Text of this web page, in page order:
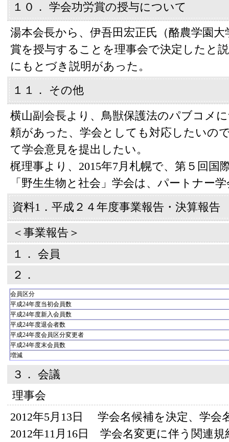
１０． 学会功労賞の授与について
湯本会長から、伊吾田宏正氏（酪農学園
賞を授与することを理事会で決定したと
にもとづき説明があった。
１１． その他
横山副会長より、鳥獣保護法のパブコメ
頼があった、学会としても対応したいの
て学会意見を提出したい。
梶理事より、2015年7月札幌で、第５回国
「野生生物と社会」学会は、パートナー
資料1．平成２４年度事業報告・決算報告
＜事業報告＞
１． 会員
２．
会員区分
平成24年度当初会員数
平成24年度新入会員数
平成24年度退会者数
平成24年度会員区分変更者
平成24年度末会員数
増減
３． 会議
理事会
2012年5月13日 学会名候補を決定、学会
2012年11月16日 学会名変更に伴う関連規